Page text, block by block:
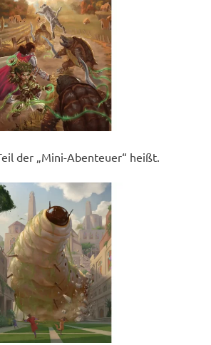
der „Mini-Abenteuer“ heißt.